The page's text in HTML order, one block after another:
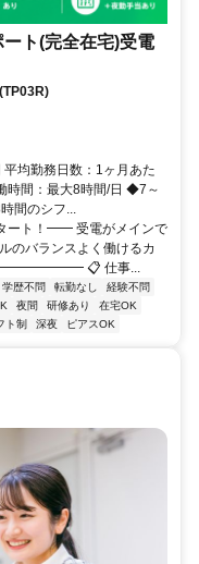
ト(完全在宅)受電
均勤務日数：1ヶ月あた
時間：最大8時間/日 ◆7～
間のシフ...
ート！━━ 受電がメインで
のバランスよく働けるカ
📋 仕事...
学歴不問 転勤なし
経験不問
夜間 研修あり
在宅OK
ト制 深夜 ピアスOK